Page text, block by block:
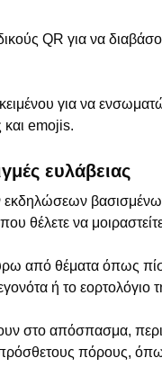
QR για να
για να
και emojis.
ευλάβειας
θέλετε να
από θέματα όπως
ή το εορτολόγιο
στο απόσπασμα,
πόρους,